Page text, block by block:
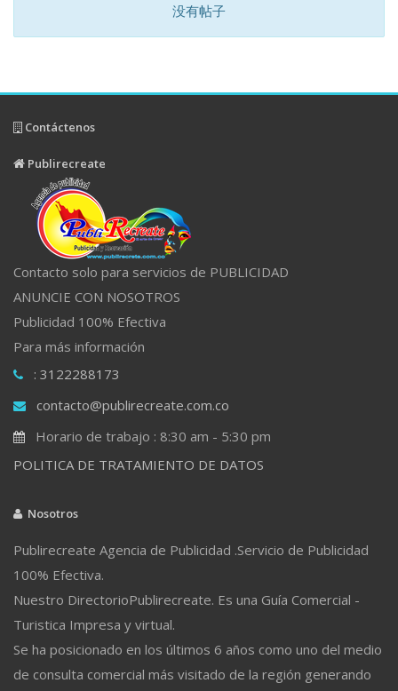
没有帖子
Contáctenos
Publirecreate
Contacto solo para servicios de PUBLICIDAD
ANUNCIE CON NOSOTROS
Publicidad 100% Efectiva
Para más información
: 3122288173
contacto@publirecreate.com.co
Horario de trabajo : 8:30 am - 5:30 pm
POLITICA DE TRATAMIENTO DE DATOS
Nosotros
Publirecreate Agencia de Publicidad .Servicio de Publicidad
100% Efectiva.
Nuestro DirectorioPublirecreate. Es una Guía Comercial -
Turistica Impresa y virtual.
Se ha posicionado en los últimos 6 años como uno del medio
de consulta comercial más visitado de la región generando